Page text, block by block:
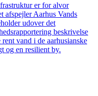
er for alvor
afspejler Aarhus Vands
udover det
beskrivelse
vand i de aarhusianske
og en resilient by.